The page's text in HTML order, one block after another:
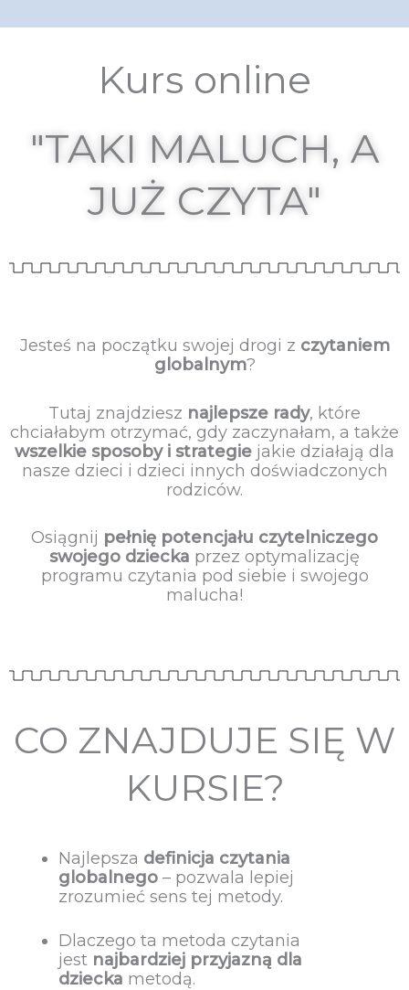
Kurs online
"TAKI MALUCH, A
JUŻ CZYTA"
Jesteś na początku swojej drogi z czytaniem
globalnym?
Tutaj znajdziesz najlepsze rady, które
chciałabym otrzymać, gdy zaczynałam, a także
wszelkie sposoby i strategie jakie działają dla
nasze dzieci i dzieci innych doświadczonych
rodziców.
Osiągnij pełnię potencjału czytelniczego
swojego dziecka przez optymalizację
programu czytania pod siebie i swojego
malucha!
CO ZNAJDUJE SIĘ W
KURSIE?
Najlepsza definicja czytania
globalnego – pozwala lepiej
zrozumieć sens tej metody.
Dlaczego ta metoda czytania
jest najbardziej przyjazną dla
dziecka metodą.